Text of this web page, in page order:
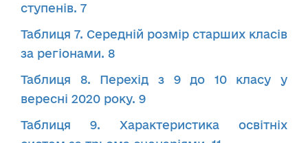
ступенів. 7
Таблиця 7. Середній розмір старших класів
за регіонами. 8
Таблиця 8. Перехід з 9 до 10 класу у
вересні 2020 року. 9
Таблиця 9. Характеристика освітніх